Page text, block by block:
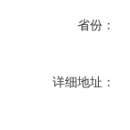
省份：
详细地址：